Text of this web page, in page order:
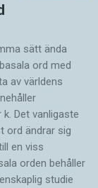
sätt ända
ord med
av världens
Det vanligaste
ord ändrar sig
en viss
orden behåller
studie